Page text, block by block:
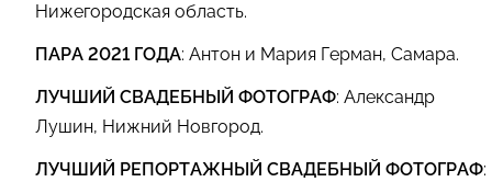
Нижегородская область.
ПАРА 2021 ГОДА: Антон и Мария Герман, Самара.
ЛУЧШИЙ СВАДЕБНЫЙ ФОТОГРАФ: Александр
Лушин, Нижний Новгород.
ЛУЧШИЙ РЕПОРТАЖНЫЙ СВАДЕБНЫЙ ФОТОГРАФ: